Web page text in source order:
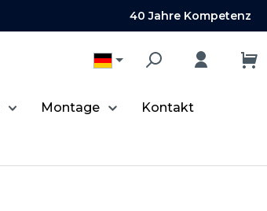
40 Jahre Kompetenz
Montage Kontakt